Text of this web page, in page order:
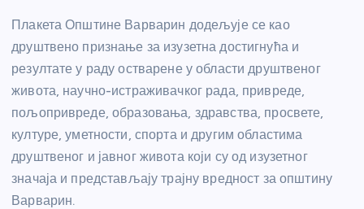
Плакета Општине Варварин додељује се као
друштвено признање за изузетна достигнућа и
резултате у раду остварене у области друштвеног
живота, научно-истраживачког рада, привреде,
пољопривреде, образовања, здравства, просвете,
културе, уметности, спорта и другим областима
друштвеног и јавног живота који су од изузетног
значаја и представљају трајну вредност за општину
Варварин.